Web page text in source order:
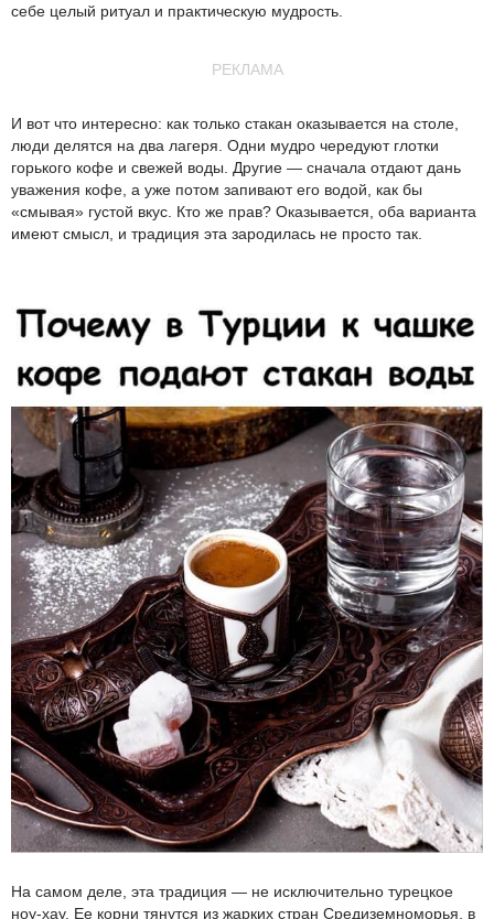
себе целый ритуал и практическую мудрость.
РЕКЛАМА
И вот что интересно: как только стакан оказывается на столе,
люди делятся на два лагеря. Одни мудро чередуют глотки
горького кофе и свежей воды. Другие — сначала отдают дань
уважения кофе, а уже потом запивают его водой, как бы
«смывая» густой вкус. Кто же прав? Оказывается, оба варианта
имеют смысл, и традиция эта зародилась не просто так.
На самом деле, эта традиция — не исключительно турецкое
ноу-хау. Ее корни тянутся из жарких стран Средиземноморья, в